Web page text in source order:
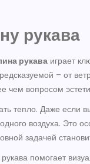
рукава
рукава играет
– от
чем вопросом
тепло. Даже если
воздуха. Это
задачей
помогает